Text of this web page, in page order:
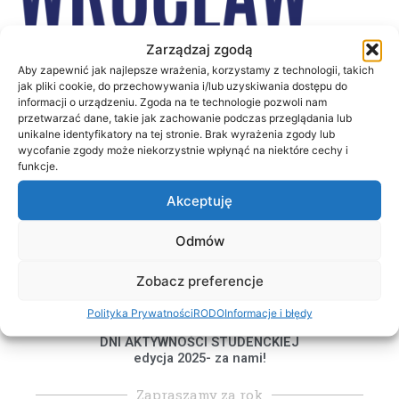
Zarządzaj zgodą
Aby zapewnić jak najlepsze wrażenia, korzystamy z technologii, takich
jak pliki cookie, do przechowywania i/lub uzyskiwania dostępu do
informacji o urządzeniu. Zgoda na te technologie pozwoli nam
przetwarzać dane, takie jak zachowanie podczas przeglądania lub
unikalne identyfikatory na tej stronie. Brak wyrażenia zgody lub
wycofanie zgody może niekorzystnie wpłynąć na niektóre cechy i
funkcje.
Akceptuję
Odmów
Zobacz preferencje
Polityka PrywatnościRODOInformacje i błędy
Dni Aktywności Studenckiej
Studia to więcej niż nauka — zobacz sam!
Menu
DNI AKTYWNOŚCI STUDENCKIEJ
edycja 2025- za nami!
Zapraszamy za rok